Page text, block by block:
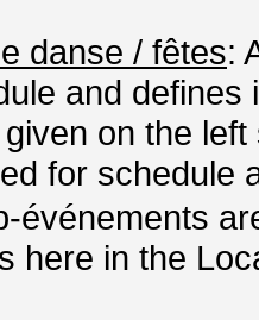
danse / fêtes:
and
on the
for schedule
événements
here in the